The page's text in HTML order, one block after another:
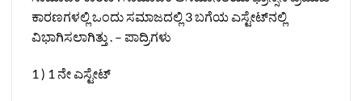
ಕಾರಣಗಳಲ್ಲಿ ಒಂದು ಸಮಾಜದಲ್ಲಿ 3 ಬಗೆಯ ಎಸ್ಟೇಟ್‌ನಲ್ಲಿ
ವಿಭಾಗಿಸಲಾಗಿತ್ತು . – ಪಾದ್ರಿಗಳು
1 ) 1 ನೇ ಎಸ್ಟೇಟ್